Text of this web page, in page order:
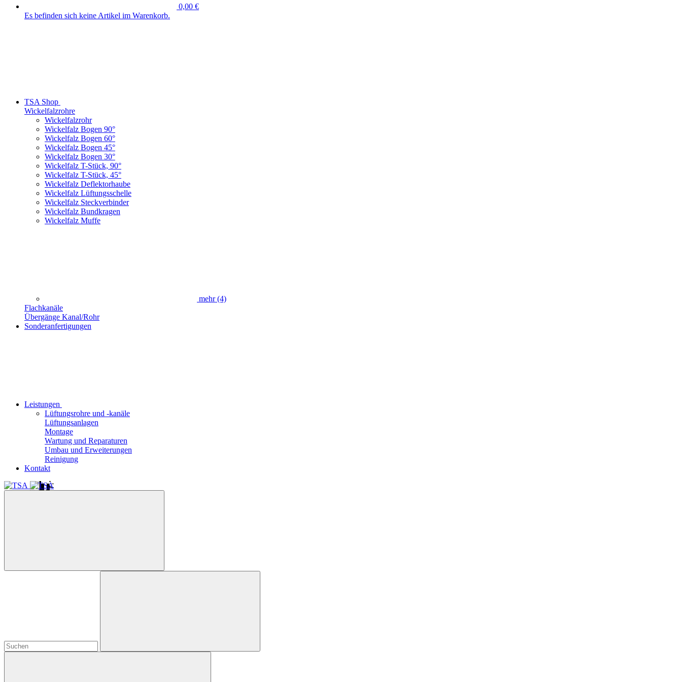
0,00 €
Es befinden sich keine Artikel im Warenkorb.
TSA Shop
Wickelfalzrohre
Wickelfalzrohr
Wickelfalz Bogen 90°
Wickelfalz Bogen 60°
Wickelfalz Bogen 45°
Wickelfalz Bogen 30°
Wickelfalz T-Stück, 90°
Wickelfalz T-Stück, 45°
Wickelfalz Deflektorhaube
Wickelfalz Lüftungsschelle
Wickelfalz Steckverbinder
Wickelfalz Bundkragen
Wickelfalz Muffe
mehr(4)
Flachkanäle
Übergänge Kanal/Rohr
Sonderanfertigungen
Leistungen
Lüftungsrohre und -kanäle
Lüftungsanlagen
Montage
Wartung und Reparaturen
Umbau und Erweiterungen
Reinigung
Kontakt